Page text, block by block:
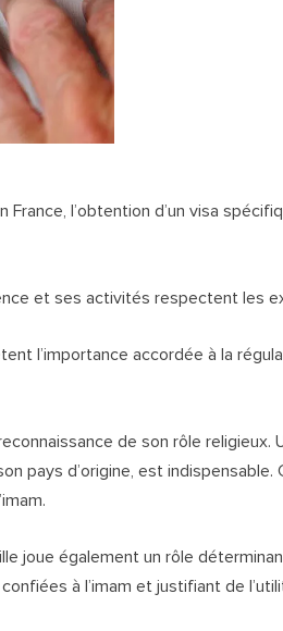
France, l’obtention d’un visa
et ses activités respectent les
l’importance accordée à la
de son rôle
pays d’origine, est
joue également un rôle
à l’imam et justifiant de